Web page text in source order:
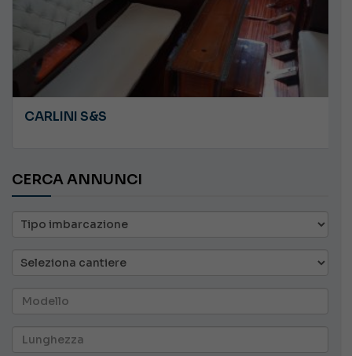
CARLINI S&S
CERCA ANNUNCI